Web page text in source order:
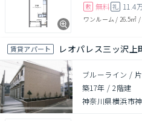
敷 無料 礼 11.4
ワンルーム / 26.5㎡ /
賃貸アパート レオパレス三ッ沢上
ブルーライン /
築17年 /2階建
神奈川県横浜市